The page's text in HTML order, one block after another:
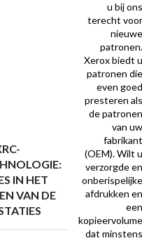
IN HET
VAN DE
u bij ons
terecht voor
nieuwe
patronen.
Xerox biedt u
patronen die
even goed
presteren als
de patronen
van uw
fabrikant
(OEM). Wilt u
verzorgde en
onberispelijke
afdrukken en
een
kopieervolume
dat minstens